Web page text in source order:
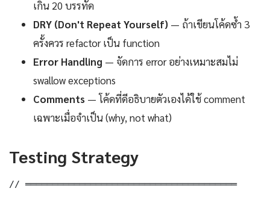
เกิน 20 บรรทัด
DRY (Don't Repeat Yourself) — ถ้าเขียนโค้ดซ้ำ 3
ครั้งควร refactor เป็น function
Error Handling — จัดการ error อย่างเหมาะสมไม่
swallow exceptions
Comments — โค้ดที่ดีอธิบายตัวเองได้ใช้ comment
เฉพาะเมื่อจำเป็น (why, not what)
Testing Strategy
// ═══════════════════════════════════════